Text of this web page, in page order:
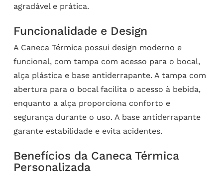
agradável e prática.
Funcionalidade e Design
A Caneca Térmica possui design moderno e
funcional, com tampa com acesso para o bocal,
alça plástica e base antiderrapante. A tampa com
abertura para o bocal facilita o acesso à bebida,
enquanto a alça proporciona conforto e
segurança durante o uso. A base antiderrapante
garante estabilidade e evita acidentes.
Benefícios da Caneca Térmica
Personalizada